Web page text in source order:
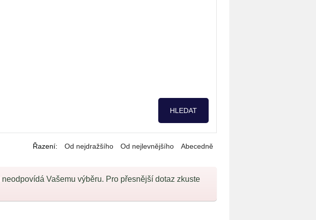
Řazení: Od nejdražšího Od nejlevnějšího Abecedně
neodpovídá Vašemu výběru. Pro přesnější dotaz zkuste